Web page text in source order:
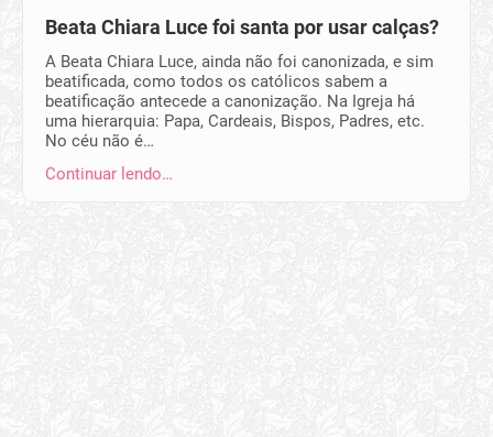
Beata Chiara Luce foi santa por usar calças?
A Beata Chiara Luce, ainda não foi canonizada, e sim
beatificada, como todos os católicos sabem a
beatificação antecede a canonização. Na Igreja há
uma hierarquia: Papa, Cardeais, Bispos, Padres, etc.
No céu não é…
Continuar lendo…